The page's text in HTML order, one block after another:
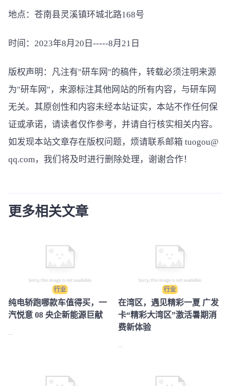
地点：苍南县灵溪镇环城北路168号
时间：2023年8月20日-----8月21日
版权声明：凡注有"研车网"的稿件，转载必须注明来源
为"研车网"，来源标注其他网站的所有内容，与研车网
无关。其原创性和内容未经本站证实，本站不作任何保
证或承诺，请读者仅作参考，并请自行核实相关内容。
如发现本站文章存在版权问题，烦请联系邮箱 tuogou@
qq.com，我们将及时进行删除处理，谢谢合作！
更多相关文章
行业
纯电轿跑哪款车值得买，一
汽悦意 08 央企新能源巨献
行业
在湾区，遇见精彩一夏 广发
卡“精彩大湾区”激活暑期消
费新体验